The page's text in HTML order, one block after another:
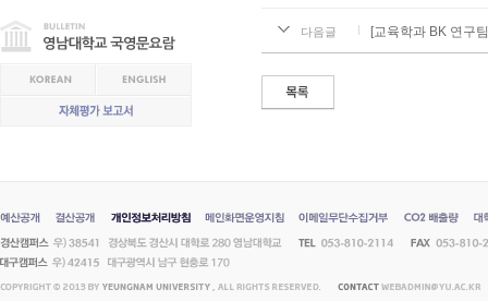
다음글 [교육학과 BK 연구